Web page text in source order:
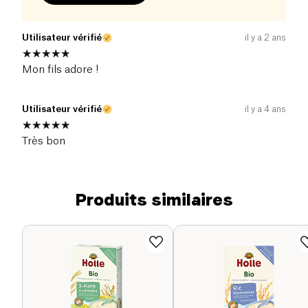
Utilisateur vérifié il y a 2 ans
Mon fils adore !
Utilisateur vérifié il y a 4 ans
Très bon
Produits similaires